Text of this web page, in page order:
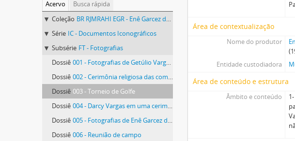
Acervo
Busca rápida
Coleção BR RJMRAHI EGR - Enê Garcez dos Reis
Série IC - Documentos Iconográficos
Subsérie FT - Fotografias
Dossiê 001 - Fotografias de Getúlio Vargas em residências
Dossiê 002 - Cerimônia religiosa das comemorações do 4º Centenário de São Paulo
Dossiê 003 - Torneio de Golfe
Dossiê 004 - Darcy Vargas em uma cerimônia
Dossiê 005 - Fotografias de Enê Garcez durante seu governo no Território do Rio Branco
Dossiê 006 - Reunião de campo
Área de contextualização
Nome do produtor
Entidade custodiadora
Área de conteúdo e estrutura
Âmbito e conteúdo